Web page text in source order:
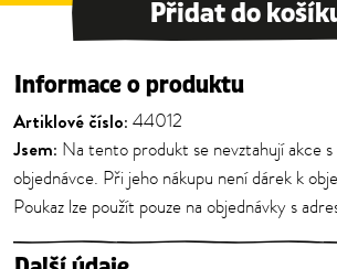
Přidat do
Informace o produktu
Artiklové číslo: 44012
Jsem: Na tento produkt se nevztahují akce
objednávce. Při jeho nákupu není dárek k
Poukaz lze použít pouze na objednávky s